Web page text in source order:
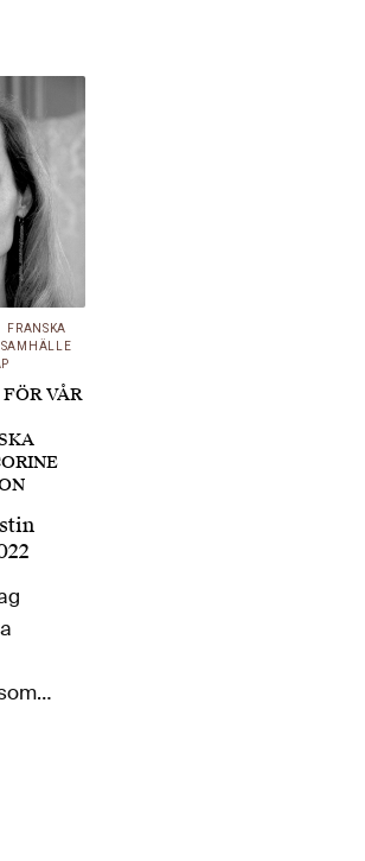
En
en
FRANSKA
SAMHÄLLE
VÅR